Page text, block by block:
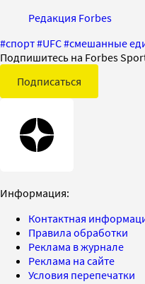
Редакция Forbes
#спорт#UFC#смешанные
Подпишитесь на Forbes
Подписаться
Информация:
Контактная
Правила обработки
Реклама в журнале
Реклама на сайте
Условия перепечатки